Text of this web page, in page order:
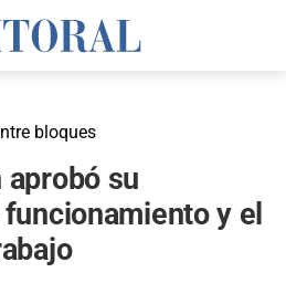
bloques
aprobó su
y el